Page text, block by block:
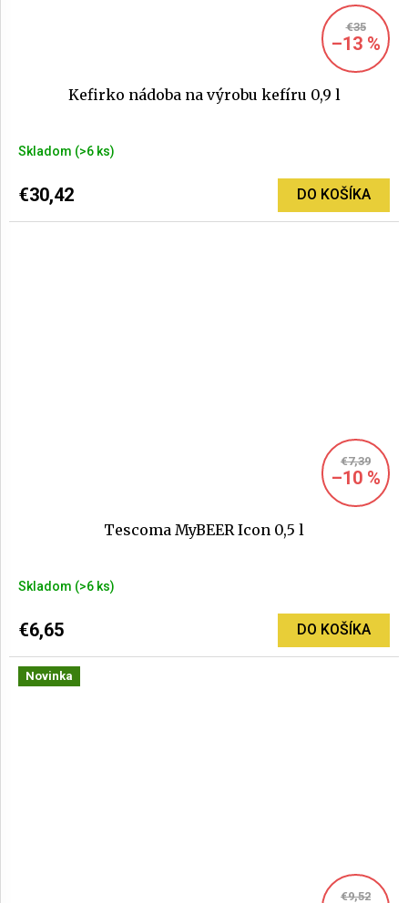
€35
–13 %
Kefirko nádoba na výrobu kefíru 0,9 l
Skladom (>6 ks)
€30,42 DO KOŠÍKA
€7,39
–10 %
Tescoma MyBEER Icon 0,5 l
Skladom (>6 ks)
€6,65 DO KOŠÍKA
Novinka
€9,52